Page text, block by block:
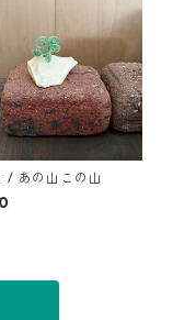
/ あの山この山